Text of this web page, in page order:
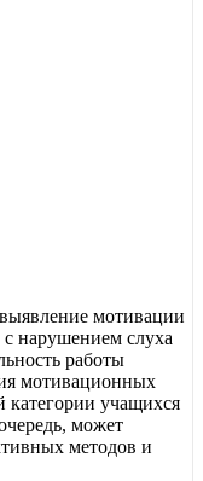
мотивации
с нарушением слуха
работы
мотивационных
категории учащихся
может
методов и